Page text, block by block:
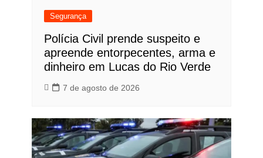
Segurança
Polícia Civil prende suspeito e
apreende entorpecentes, arma e
dinheiro em Lucas do Rio Verde
7 de agosto de 2026